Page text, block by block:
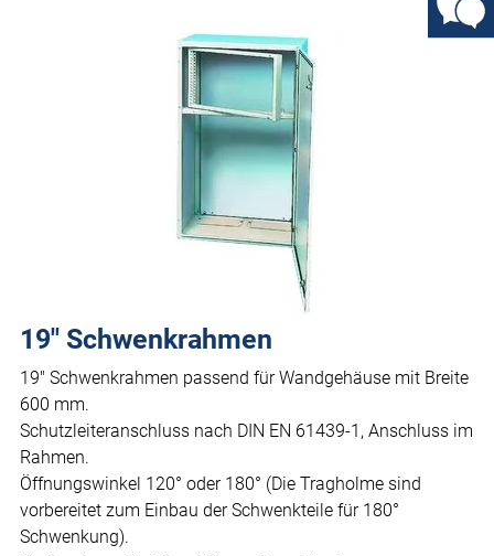
19" Schwenkrahmen
19" Schwenkrahmen passend für Wandgehäuse mit Breite
600 mm.
Schutzleiteranschluss nach DIN EN 61439-1, Anschluss im
Rahmen.
Öffnungswinkel 120° oder 180° (Die Tragholme sind
vorbereitet zum Einbau der Schwenkteile für 180°
Schwenkung).